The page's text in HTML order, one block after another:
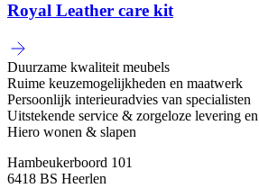
Royal Leather care kit
Duurzame kwaliteit meubels
Ruime keuzemogelijkheden en maatwerk
Persoonlijk interieuradvies van specialisten
Uitstekende service & zorgeloze levering
Hiero wonen & slapen
Hambeukerboord 101
6418 BS Heerlen